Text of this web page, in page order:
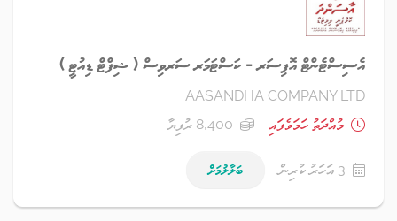
އެސިސްޓެންޓް އޮފިސަރ - ކަސްޓަމަރ ސަރވިސް ( ޝިފްޓް ޑިއުޓީ )
AASANDHA COMPANY LTD
މުއްދަތު ހަމަވެފައި
8,400 ރުފިޔާ
3 އަހަރު ކުރިން ބަލާލުމަށް